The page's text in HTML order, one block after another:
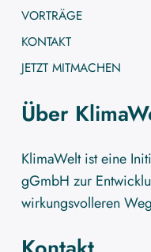
VORTRÄGE
KONTAKT
JETZT MITMACHEN
Über
KlimaWelt ist eine
gGmbH zur
wirkungsvolleren